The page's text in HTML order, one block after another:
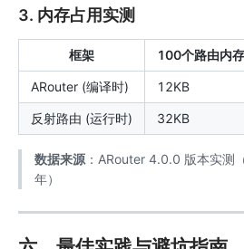
3. 内存占用实测
框架 100个路由内
ARouter (编译时) 12KB
反射路由 (运行时) 32KB
数据来源：ARouter 4.0.0 版本实测
年）